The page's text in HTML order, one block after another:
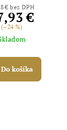
€ bez DPH
€
(–24 %)
Do košíka